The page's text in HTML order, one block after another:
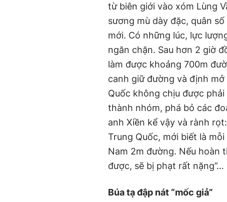
từ biên giới vào xóm Lùng
sương mù dày đặc, quân
mới. Có những lúc, lực
ngăn chặn. Sau hơn 2 giờ
làm được khoảng 700m
canh giữ đường và định
Quốc không chịu được
thành nhóm, phá bỏ các
anh Xiền kể vậy và rành
Trung Quốc, mới biết là
Nam 2m đường. Nếu hoàn
được, sẽ bị phạt rất nặng”…
Búa tạ đập nát “mốc giả”